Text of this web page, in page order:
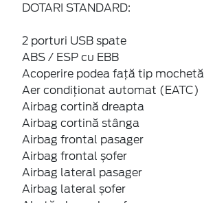
DOTARI STANDARD:
2 porturi USB spate
ABS / ESP cu EBB
Acoperire podea față tip mochetă
Aer condiționat automat (EATC)
Airbag cortină dreapta
Airbag cortină stânga
Airbag frontal pasager
Airbag frontal șofer
Airbag lateral pasager
Airbag lateral șofer